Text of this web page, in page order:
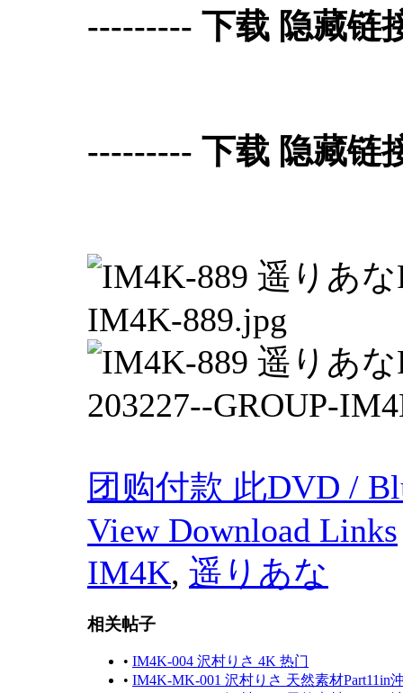
--------- 下载 隐藏链
--------- 下载 隐藏链
团购付款 此DVD /
View Download Links
IM4K, 遥りあな
相关帖子
• IM4K-004 沢村りさ 4K 热门
• IM4K-MK-001 沢村りさ 天然素材Part11in